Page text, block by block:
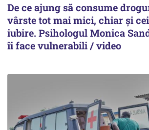
De ce ajung să consume
vârste tot mai mici, chiar și
iubire. Psihologul Monica
îi face vulnerabili / video